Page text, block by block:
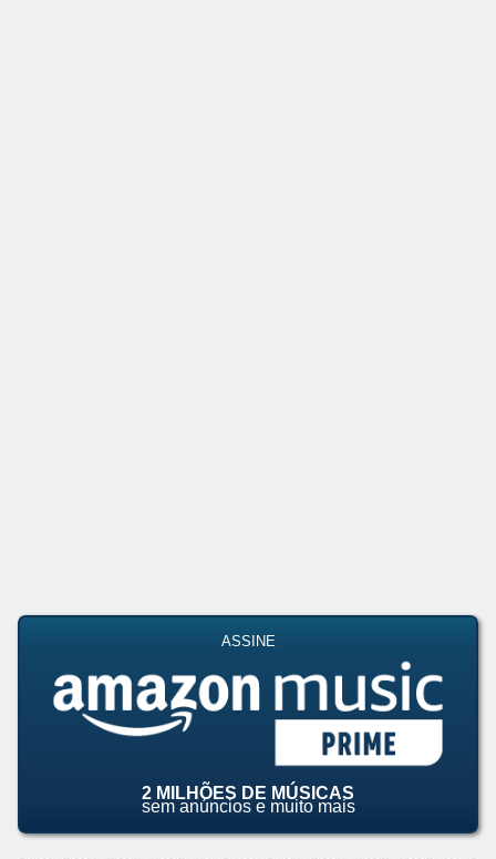
ASSINE
2 MILHÕES DE MÚSICAS
sem anúncios e muito mais